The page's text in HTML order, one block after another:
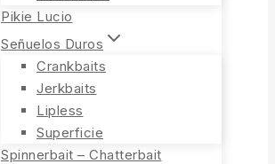
Pikie Lucio
Señuelos Duros
Crankbaits
Jerkbaits
Lipless
Superficie
Spinnerbait – Chatterbait